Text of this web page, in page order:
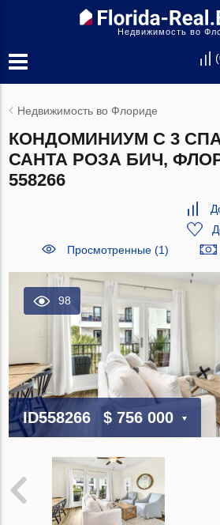
Недвижимость во
(
Недвижимость во Флориде
КОНДОМИНИУМ С 3
САНТА РОЗА БИЧ,
558266
Просмотренные (1)
98
ID558266 $ 756 000